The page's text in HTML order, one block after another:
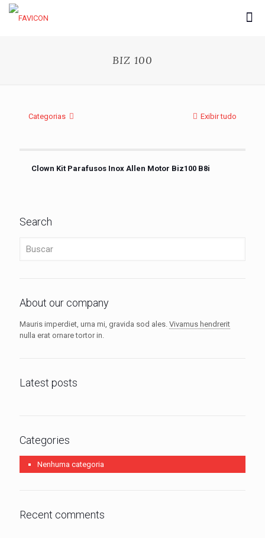
BIZ 100
Categorias Exibir tudo
Clown Kit Parafusos Inox Allen Motor Biz100 B8i
Search
About our company
Mauris imperdiet, urna mi, gravida sod ales. Vivamus hendrerit
nulla erat ornare tortor in.
Latest posts
Categories
Nenhuma categoria
Recent comments